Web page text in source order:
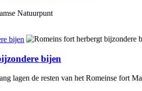
Natuurpunt
bijen
bijen
lagen de resten van het Romeinse fort